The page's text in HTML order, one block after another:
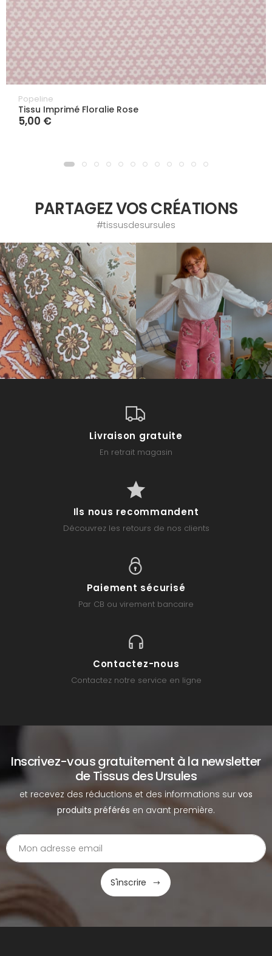
Popeline
Tissu Imprimé Floralie Rose
5,00 €
PARTAGEZ VOS CRÉATIONS
#tissusdesursules
Livraison gratuite
En retrait magasin
Ils nous recommandent
Découvrez les retours de nos clients
Paiement sécurisé
Par CB ou virement bancaire
Contactez-nous
Contactez notre service en ligne
Inscrivez-vous gratuitement à la newsletter
de Tissus des Ursules
et recevez des réductions et des informations sur vos
produits préférés en avant première.
S'inscrire